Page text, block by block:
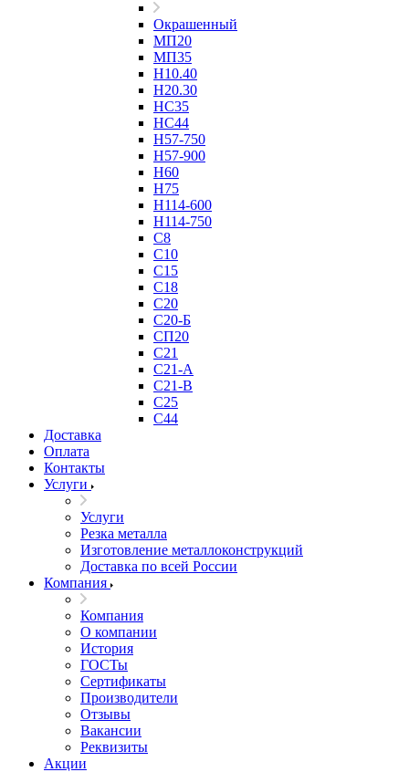
Окрашенный
МП20
МП35
Н10.40
Н20.30
НС35
НС44
Н57-750
Н57-900
Н60
Н75
Н114-600
Н114-750
С8
С10
С15
С18
С20
С20-Б
СП20
С21
С21-А
С21-В
С25
С44
Доставка
Оплата
Контакты
Услуги
Услуги
Резка металла
Изготовление металлоконструкций
Доставка по всей России
Компания
Компания
О компании
История
ГОСТы
Сертификаты
Производители
Отзывы
Вакансии
Реквизиты
Акции